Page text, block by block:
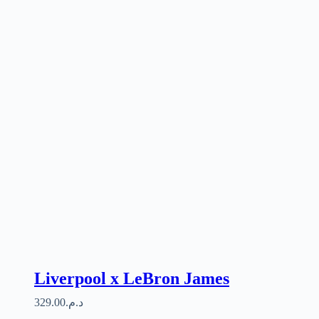
Liverpool x LeBron James
د.م.329.00